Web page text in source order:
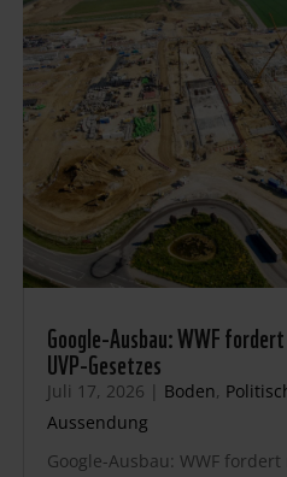
Google-Ausbau: WWF
UVP-Gesetzes
Juli 17, 2026 | Boden,
Aussendung
Google-Ausbau: WWF